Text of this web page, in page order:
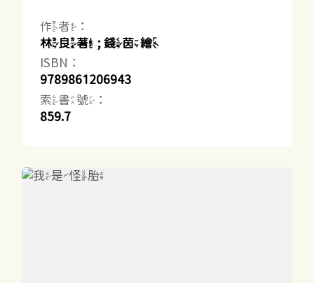
作者：
林良著 ; 錢茵繪
ISBN：
9789861206943
索書號：
859.7